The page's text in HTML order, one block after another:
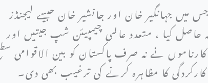
جہانگیر خان اور جانشیر خان جیسے لیجنڈز
کیا ، متعدد عالمی چیمپیئن شپ جیتیں اور
نے نہ صرف پاکستان کو بین الاقوامی
کا مظاہرہ کرنے کی ترغیب بھی دی۔